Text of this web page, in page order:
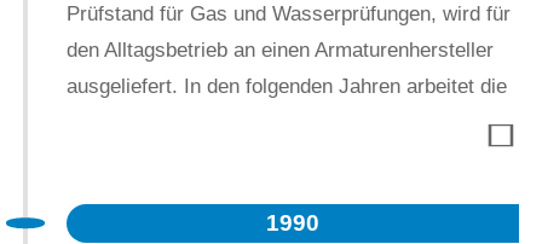
Prüfstand für Gas und Wasserprüfungen, wird für
den Alltagsbetrieb an einen Armaturenhersteller
ausgeliefert. In den folgenden Jahren arbeitet die
LS-Mechanik intensiv weiter an der Entwicklung
Prüfstände bleiben in ihrer Zuverlässigkeit und
1990